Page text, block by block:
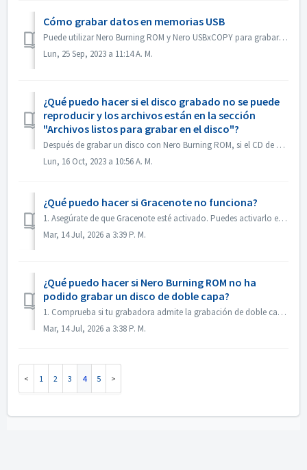
Cómo grabar datos en memorias USB
Puede utilizar Nero Burning ROM y Nero USBxCOPY para grabar datos en memorias USB/tarjetas. En Nero Burning ROM, 'Raspberry Pi OS' e 'ISO to USB...
Lun, 25 Sep, 2023 a 11:14 A. M.
¿Qué puedo hacer si el disco grabado no se puede
reproducir y los archivos están en la sección
"Archivos listos para grabar en el disco"?
Después de grabar un disco con Nero Burning ROM, si el CD de audio no puede reproducirse con el reproductor de CD, abra el disco en el Explorador de Windows...
Lun, 16 Oct, 2023 a 10:56 A. M.
¿Qué puedo hacer si Gracenote no funciona?
1. Asegúrate de que Gracenote esté activado. Puedes activarlo en el menú «Archivo -> Opciones -> Base de datos», marcando la opción «Habilitar acceso ...
Mar, 14 Jul, 2026 a 3:39 P. M.
¿Qué puedo hacer si Nero Burning ROM no ha
podido grabar un disco de doble capa?
1. Comprueba si tu grabadora admite la grabación de doble capa. 2. Reduce la velocidad de grabación: la grabación a alta velocidad puede provocar que l...
Mar, 14 Jul, 2026 a 3:38 P. M.
1 2 3 4 5